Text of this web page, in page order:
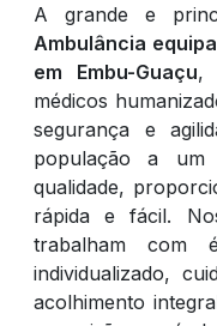
A grande e
Ambulância
em Embu-Guaçu,
médicos
segurança e
população a
qualidade,
rápida e fácil.
trabalham com
individualizado,
acolhimento